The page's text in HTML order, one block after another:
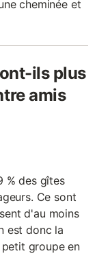
cheminée et
ils plus
amis
% des gîtes
Ce sont
d'au moins
est donc la
groupe en